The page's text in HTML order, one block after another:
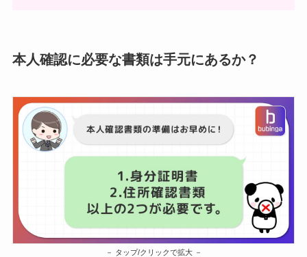
本人確認に必要な書類は手元にあるか？
タップ/クリックで拡大